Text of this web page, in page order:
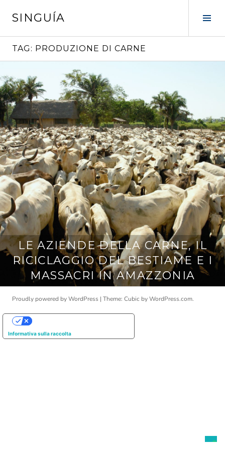
SINGUÍA
TAG: PRODUZIONE DI CARNE
LE AZIENDE DELLA CARNE, IL
RICICLAGGIO DEL BESTIAME E I
MASSACRI IN AMAZZONIA
Proudly powered by WordPress | Theme: Cubic byWordPress.com.
Informativa sulla raccolta